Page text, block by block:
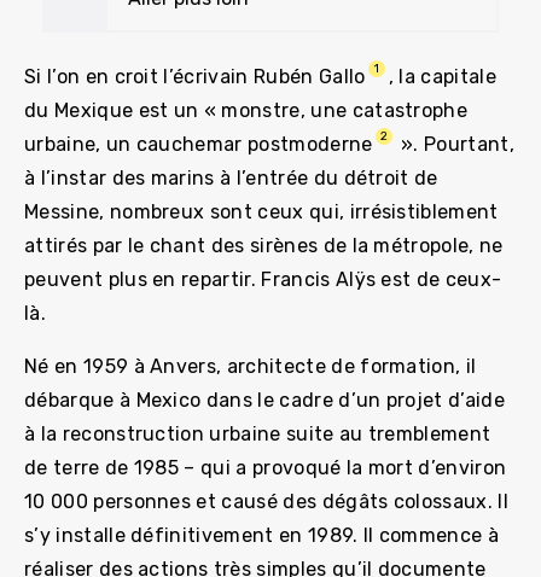
Si l’on en croit l’écrivain Rubén Gallo 1
, la capitale
du Mexique est un « monstre, une catastrophe
urbaine, un cauchemar postmoderne 2
». Pourtant,
à l’instar des marins à l’entrée du détroit de
Messine, nombreux sont ceux qui, irrésistiblement
attirés par le chant des sirènes de la métropole, ne
peuvent plus en repartir. Francis Alÿs est de ceux-
là.
Né en 1959 à Anvers, architecte de formation, il
débarque à Mexico dans le cadre d’un projet d’aide
à la reconstruction urbaine suite au tremblement
de terre de 1985 – qui a provoqué la mort d’environ
10 000 personnes et causé des dégâts colossaux. Il
s’y installe définitivement en 1989. Il commence à
réaliser des actions très simples qu’il documente